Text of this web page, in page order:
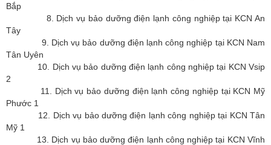
Bắp
8. Dịch vụ bảo dưỡng điện lạnh công nghiệp tại KCN An
Tây
9. Dịch vụ bảo dưỡng điện lạnh công nghiệp tại KCN Nam
Tân Uyên
10. Dịch vụ bảo dưỡng điện lạnh công nghiệp tại KCN Vsip
2
11. Dịch vụ bảo dưỡng điện lạnh công nghiệp tại KCN Mỹ
Phước 1
12. Dịch vụ bảo dưỡng điện lạnh công nghiệp tại KCN Tân
Mỹ 1
13. Dịch vụ bảo dưỡng điện lạnh công nghiệp tại KCN Vĩnh